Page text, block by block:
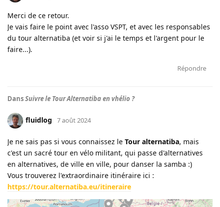
Merci de ce retour.
Je vais faire le point avec l'asso VSPT, et avec les responsables
du tour alternatiba (et voir si j'ai le temps et l'argent pour le
faire...).
Répondre
DansSuivre le Tour Alternatiba en vhélio ?
fluidlog 7 août 2024
Je ne sais pas si vous connaissez le Tour alternatiba, mais
c'est un sacré tour en vélo militant, qui passe d'alternatives
en alternatives, de ville en ville, pour danser la samba :)
Vous trouverez l'extraordinaire itinéraire ici :
https://tour.alternatiba.eu/itineraire